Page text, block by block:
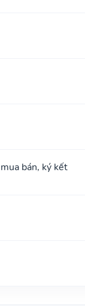
bán, ký kết